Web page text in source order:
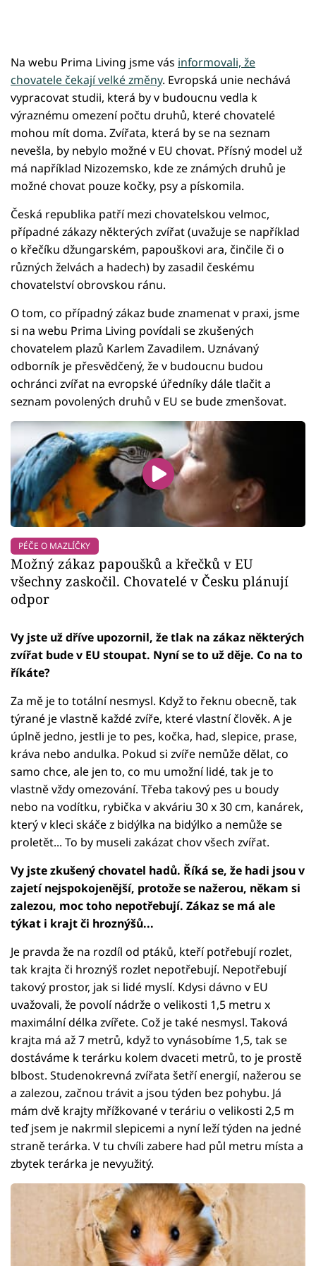
Na webu Prima Living jsme vás informovali, že
chovatele čekají velké změny. Evropská unie nechává
vypracovat studii, která by v budoucnu vedla k
výraznému omezení počtu druhů, které chovatelé
mohou mít doma. Zvířata, která by se na seznam
nevešla, by nebylo možné v EU chovat. Přísný model už
má například Nizozemsko, kde ze známých druhů je
možné chovat pouze kočky, psy a pískomila.
Česká republika patří mezi chovatelskou velmoc,
případné zákazy některých zvířat (uvažuje se například
o křečíku džungarském, papouškovi ara, činčile či o
různých želvách a hadech) by zasadil českému
chovatelství obrovskou ránu.
O tom, co případný zákaz bude znamenat v praxi, jsme
si na webu Prima Living povídali se zkušených
chovatelem plazů Karlem Zavadilem. Uznávaný
odborník je přesvědčený, že v budoucnu budou
ochránci zvířat na evropské úředníky dále tlačit a
seznam povolených druhů v EU se bude zmenšovat.
PÉČE O MAZLÍČKY
Možný zákaz papoušků a křečků v EU
všechny zaskočil. Chovatelé v Česku plánují
odpor
Vy jste už dříve upozornil, že tlak na zákaz některých
zvířat bude v EU stoupat. Nyní se to už děje. Co na to
říkáte?
Za mě je to totální nesmysl. Když to řeknu obecně, tak
týrané je vlastně každé zvíře, které vlastní člověk. A je
úplně jedno, jestli je to pes, kočka, had, slepice, prase,
kráva nebo andulka. Pokud si zvíře nemůže dělat, co
samo chce, ale jen to, co mu umožní lidé, tak je to
vlastně vždy omezování. Třeba takový pes u boudy
nebo na vodítku, rybička v akváriu 30 x 30 cm, kanárek,
který v kleci skáče z bidýlka na bidýlko a nemůže se
proletět... To by museli zakázat chov všech zvířat.
Vy jste zkušený chovatel hadů. Říká se, že hadi jsou v
zajetí nejspokojenější, protože se nažerou, někam si
zalezou, moc toho nepotřebují. Zákaz se má ale
týkat i krajt či hroznýšů...
Je pravda že na rozdíl od ptáků, kteří potřebují rozlet,
tak krajta či hroznýš rozlet nepotřebují. Nepotřebují
takový prostor, jak si lidé myslí. Kdysi dávno v EU
uvažovali, že povolí nádrže o velikosti 1,5 metru x
maximální délka zvířete. Což je také nesmysl. Taková
krajta má až 7 metrů, když to vynásobíme 1,5, tak se
dostáváme k terárku kolem dvaceti metrů, to je prostě
blbost. Studenokrevná zvířata šetří energií, nažerou se
a zalezou, začnou trávit a jsou týden bez pohybu. Já
mám dvě krajty mřížkované v teráriu o velikosti 2,5 m
teď jsem je nakrmil slepicemi a nyní leží týden na jedné
straně terárka. V tu chvíli zabere had půl metru místa a
zbytek terárka je nevyužitý.